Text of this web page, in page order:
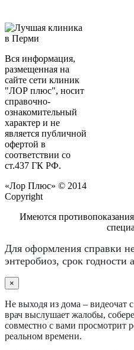
Вся информация,
размещенная на
сайте сети клиник
"ЛОР плюс", носит
справочно-
ознакомительный
характер и не
является публичной
офертой в
соответствии со
ст.437 ГК РФ.
«Лор Плюс» © 2014
Copyright
Имеются
Для оформления справки
энтеробиоз, срок годности
×
Не выходя из дома – видеочат
врач выслушает жалобы,
совместно с вами просмотрит
реальном времени.